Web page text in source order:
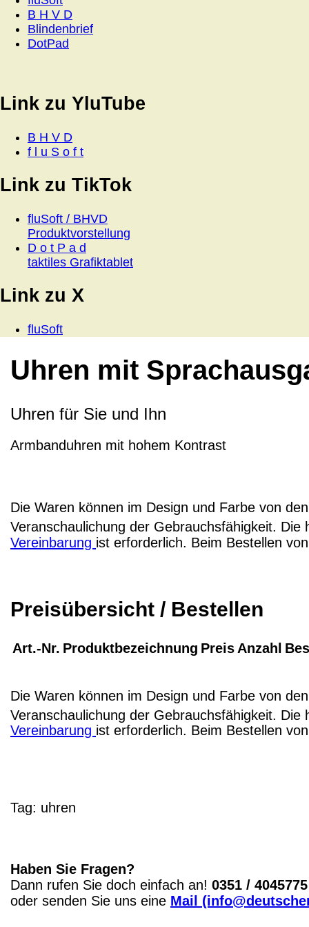
B H V D
Blindenbrief
DotPad
Link zu YluTube
B H V D
f l u S o f t
Link zu TikTok
fluSoft / BHVD
Produktvorstellung
D o t P a d
taktiles Grafiktablet
Link zu X
fluSoft
Uhren mit
Uhren für Sie und Ihn
Armbanduhren mit hohem Kontrast
Die Waren können im Design und Farbe von
Veranschaulichung der Gebrauchsfähigkeit.
Vereinbarung ist erforderlich. Beim Bestellen
Preisübersicht / Bestellen
Art.-Nr. Produktbezeichnung Preis Anzahl
Die Waren können im Design und Farbe von
Veranschaulichung der Gebrauchsfähigkeit.
Vereinbarung ist erforderlich. Beim Bestellen
Tag: uhren
Haben Sie Fragen?
Dann rufen Sie doch einfach an! 0351 / 4045775
oder senden Sie uns eine Mail